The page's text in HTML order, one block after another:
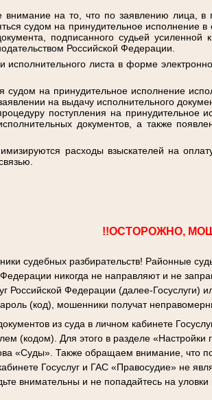
на то, что по заявлению лица, в
судом на принудительное исполнение
подписанного судьей
Российской Федерации.
исполнительного листа в форме
судом на принудительное исполнение
на выдачу исполнительного
поступления на принудительное
документов, а также
расходы взыскателей на
!!ОСТОРОЖНО,
судебных разбирательств! Районные
никогда не направляют и не
Российской Федерации (далее-Госуслуги)
(код), мошенники получат
из суда в личном кабинете
(кодом). Для этого в разделе «Настройки
«Суды». Также обращаем внимание, что
Госуслуг и ГАС «Правосудие» не
внимательны и не попадайтесь на